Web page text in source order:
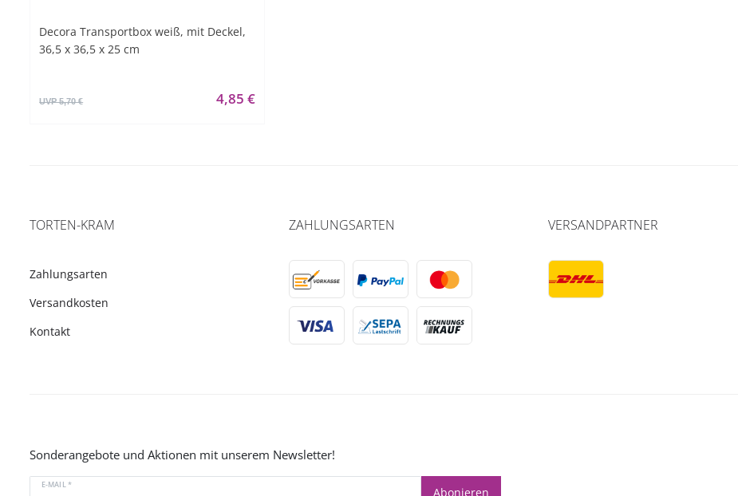
Decora Transportbox weiß, mit Deckel,
36,5 x 36,5 x 25 cm
UVP 5,70 € 4,85 €
TORTEN-KRAM
Zahlungsarten
Versandkosten
Kontakt
ZAHLUNGSARTEN VERSANDPARTNER
Sonderangebote und Aktionen mit unserem Newsletter!
E-MAIL *
Abonieren